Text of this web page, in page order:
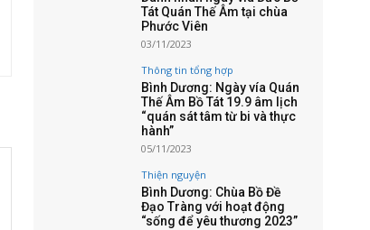
Tát Quán Thế Âm tại chùa
Phước Viên
03/11/2023
Thông tin tổng hợp
Bình Dương: Ngày vía Quán
Thế Âm Bồ Tát 19.9 âm lịch
“quán sát tâm từ bi và thực
hành”
05/11/2023
Thiện nguyện
Bình Dương: Chùa Bồ Đề
Đạo Tràng với hoạt động
“sống để yêu thương 2023”